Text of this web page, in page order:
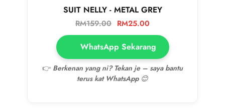
SUIT NELLY - METAL GREY
RM159.00 RM25.00
WhatsApp Sekarang
👉 Berkenan yang ni? Tekan je – saya bantu
terus kat WhatsApp 😊